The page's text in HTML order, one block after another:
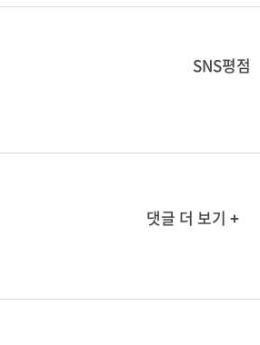
SNS평점
댓글 더 보기 +